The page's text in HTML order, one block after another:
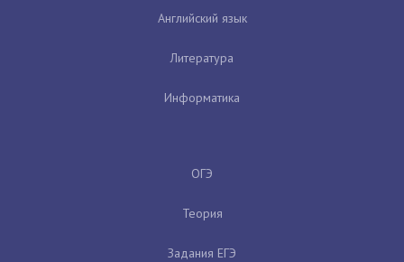
Английский язык
Литература
Информатика
ОГЭ
Теория
Задания ЕГЭ